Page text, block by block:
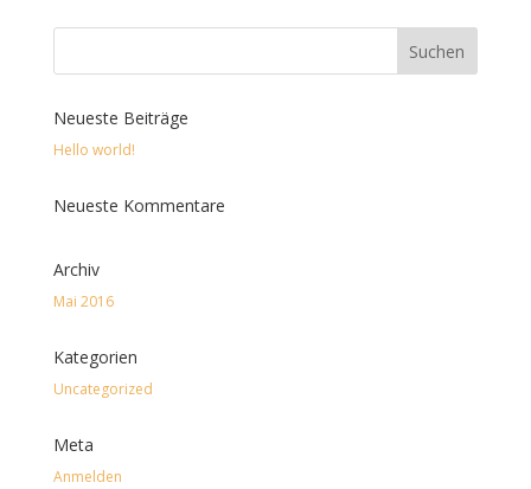
Neueste Beiträge
Hello world!
Neueste Kommentare
Archiv
Mai 2016
Kategorien
Uncategorized
Meta
Anmelden